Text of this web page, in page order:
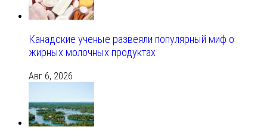
Канадские ученые развеяли популярный миф о
жирных молочных продуктах
Авг 6, 2026